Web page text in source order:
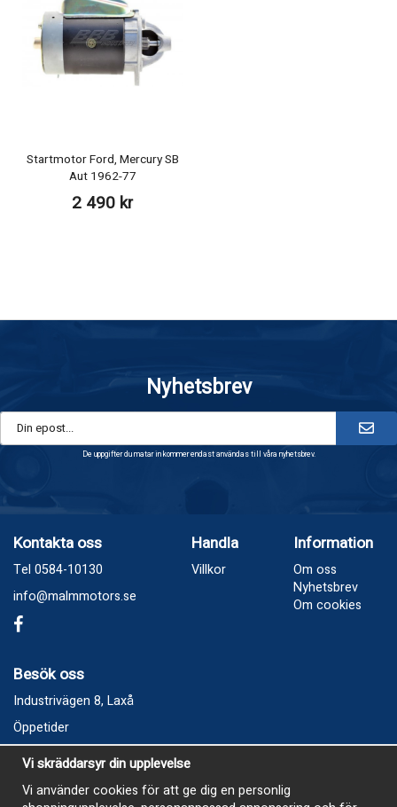
Startmotor Ford, Mercury SB
Aut 1962-77
2 490 kr
Nyhetsbrev
De uppgifter du matar in kommer endast användas till våra nyhetsbrev.
Kontakta oss
Tel 0584-10130
info@malmmotors.se
Handla
Villkor
Information
Om oss
Nyhetsbrev
Om cookies
Besök oss
Industrivägen 8, Laxå
Öppetider
Vecka 32
Måndag kl 9-12, kl 13 - 15
Onsdag kl 9-12, kl 13 - 15
Vi skräddarsyr din upplevelse
Vi använder cookies för att ge dig en personlig